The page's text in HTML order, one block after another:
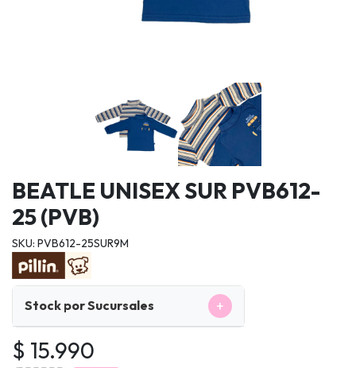
BEATLE UNISEX SUR PVB612-
25 (PVB)
SKU: PVB612-25SUR9M
Stock por Sucursales +
$ 15.990